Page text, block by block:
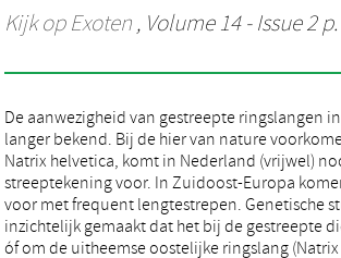
Kijk op Exoten , Volume 14 - Issue 2
De aanwezigheid van gestreepte ringslangen
langer bekend. Bij de hier van nature
Natrix helvetica, komt in Nederland (vrijwel)
streeptekening voor. In Zuidoost-Europa
voor met frequent lengtestrepen. Genetische
inzichtelijk gemaakt dat het bij de gestreepte
óf om de uitheemse oostelijke ringslang